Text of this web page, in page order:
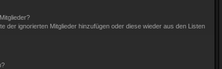
der ignorierten Mitglieder hinzufügen oder diese wieder aus den Listen